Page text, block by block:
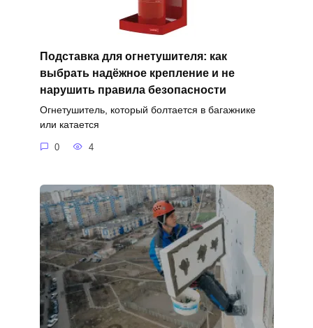
Подставка для огнетушителя: как
выбрать надёжное крепление и не
нарушить правила безопасности
Огнетушитель, который болтается в багажнике
или катается
0 4